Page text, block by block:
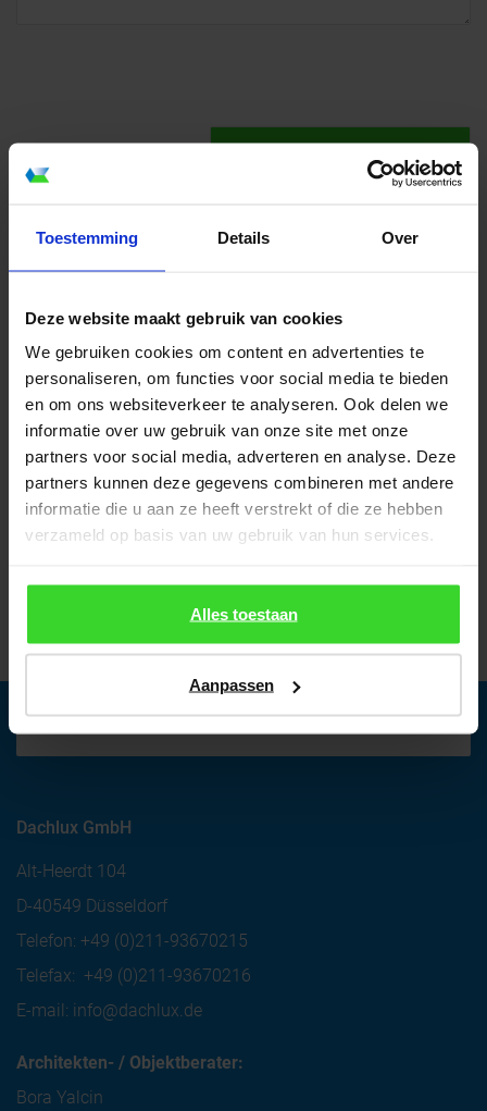
Toestemming Details Over
Deze website maakt gebruik van cookies
We gebruiken cookies om content en advertenties te
personaliseren, om functies voor social media te bieden
en om ons websiteverkeer te analyseren. Ook delen we
informatie over uw gebruik van onze site met onze
partners voor social media, adverteren en analyse. Deze
partners kunnen deze gegevens combineren met andere
informatie die u aan ze heeft verstrekt of die ze hebben
verzameld op basis van uw gebruik van hun services.
Alles toestaan
Aanpassen
Dachlux GmbH
Alt-Heerdt 104
D-40549 Düsseldorf
Telefon: +49 (0)211-93670215
Telefax: +49 (0)211-93670216
E-mail: info@dachlux.de
Architekten- / Objektberater:
Bora Yalcin